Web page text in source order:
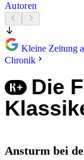
Autoren
Kleine Zeitung
Chronik
Die
Ansturm bei